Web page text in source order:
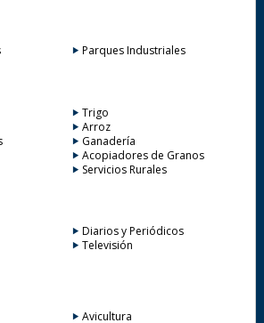
Parques Industriales
Trigo
Arroz
Ganadería
Acopiadores de Granos
Servicios Rurales
Diarios y Periódicos
Televisión
Avicultura